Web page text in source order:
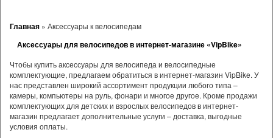
Главная » Аксессуары к велосипедам
Аксессуары для велосипедов в интернет-магазине «VipBike»
Чтобы купить аксессуары для велосипеда и велосипедные
комплектующие, предлагаем обратиться в интернет-магазин VipBike. У
нас представлен широкий ассортимент продукции любого типа –
камеры, компьютеры на руль, фонари и многое другое. Кроме продажи
комплектующих для детских и взрослых велосипедов в интернет-
магазин предлагает дополнительные услуги – доставка, выгодные
условия оплаты.